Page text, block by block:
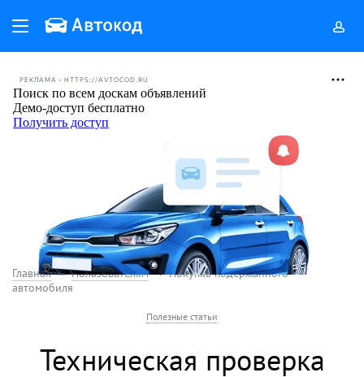
РЕКЛАМА • HTTPS://AVTOCOD.RU
Главная Пользователям
Покупка подержанного
автомобиля
Полезные статьи
Техническая проверка